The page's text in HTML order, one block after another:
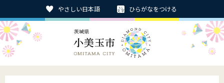
やさしい日本語 ひらがなをつける